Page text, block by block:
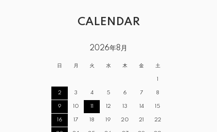
CALENDAR
2026年8月
日 月 火 水 木 金 土
2 3 4 5 6 7 8
9 10 12 13 14 15
16 17 18 19 20 21 22